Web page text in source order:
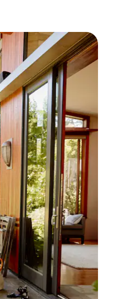
hacia abajo, o bien tocando y